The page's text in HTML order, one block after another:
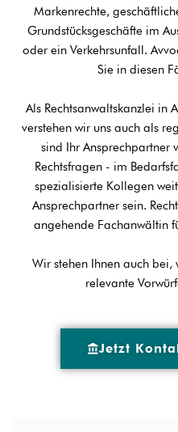
Markenrechte,
Grundstücksgeschäfte im
oder ein Verkehrsunfall.
Sie in diesen
Als Rechtsanwaltskanzlei in
verstehen wir uns auch als
sind Ihr
Rechtsfragen - im
spezialisierte Kollegen
Ansprechpartner sein.
angehende Fachanwältin
Wir stehen Ihnen auch bei,
relevante
Jetzt